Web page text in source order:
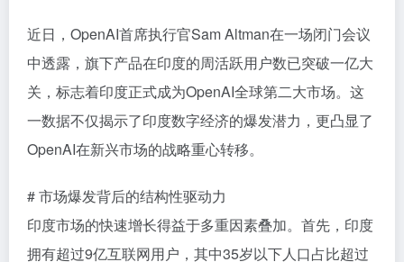
近日，OpenAI首席执行官Sam Altman在一场闭门会议
中透露，旗下产品在印度的周活跃用户数已突破一亿大
关，标志着印度正式成为OpenAI全球第二大市场。这
一数据不仅揭示了印度数字经济的爆发潜力，更凸显了
OpenAI在新兴市场的战略重心转移。
# 市场爆发背后的结构性驱动力
印度市场的快速增长得益于多重因素叠加。首先，印度
拥有超过9亿互联网用户，其中35岁以下人口占比超过